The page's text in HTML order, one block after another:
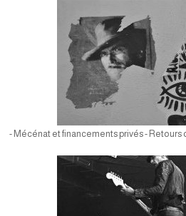
- Mécénat et financements privés -